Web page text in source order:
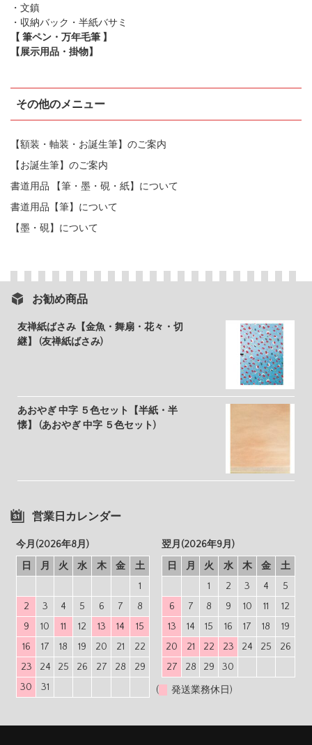
・文鎮
・収納バック・半紙バサミ
【 筆ペン・万年毛筆 】
【展示用品・掛物】
その他のメニュー
【額装・軸装・お誕生筆】のご案内
【お誕生筆】のご案内
書道用品 【筆・墨・硯・紙】について
書道用品【筆】について
【墨・硯】について
お勧め商品
友禅紙ばさみ【金魚・舞扇・花々・切
継】 (友禅紙ばさみ)
あおやぎ 中字 ５色セット【半紙・半
懐】 (あおやぎ 中字 ５色セット)
営業日カレンダー
今月(2026年8月)
日
月 火 水 木 金
土
1
2
3 4 5 6 7
8
9
10 11 12 13 14
15
16
17 18 19 20 21
22
23
24 25 26 27 28
29
30
31
翌月(2026年9月)
日
月 火 水 木 金
土
1
2 3 4
5
6
7 8 9 10 11
12
13
14 15 16 17 18
19
20
21 22 23 24 25
26
27
28 29 30
( 発送業務休日)